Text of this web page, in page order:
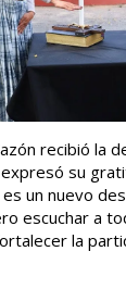
recibió la
su
un nuevo
escuchar a
la